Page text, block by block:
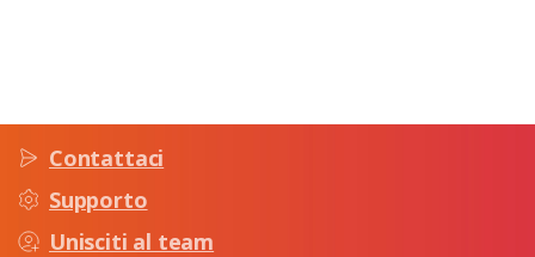
Contattaci
Supporto
Unisciti al team